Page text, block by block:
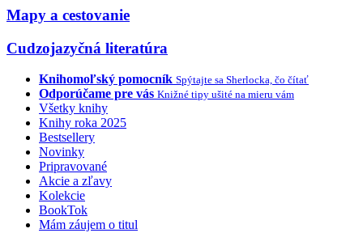
Mapy a cestovanie
Cudzojazyčná literatúra
Knihomoľský pomocník Spýtajte sa Sherlocka, čo čítať
Odporúčame pre vás Knižné tipy ušité na mieru vám
Všetky knihy
Knihy roka 2025
Bestsellery
Novinky
Pripravované
Akcie a zľavy
Kolekcie
BookTok
Mám záujem o titul